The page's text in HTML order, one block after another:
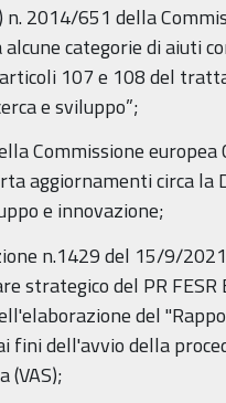
n. 2014/651 della
alcune categorie di aiuti
107 e 108 del
e sviluppo”;
Commissione
aggiornamenti circa la
e innovazione;
n.1429 del 15/9/
strategico del PR
del
fini dell'avvio della
(VAS);